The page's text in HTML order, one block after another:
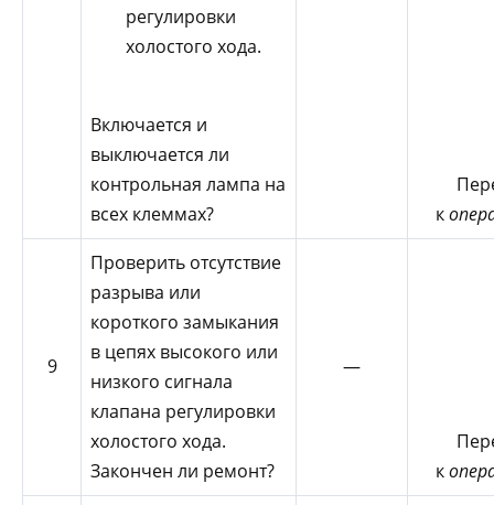
регулировки
холостого хода.
Включается и
выключается ли
контрольная лампа на
всех клеммах?
к
9
Проверить отсутствие
разрыва или
короткого замыкания
в цепях высокого или
низкого сигнала
клапана регулировки
холостого хода.
Закончен ли ремонт?
—
к